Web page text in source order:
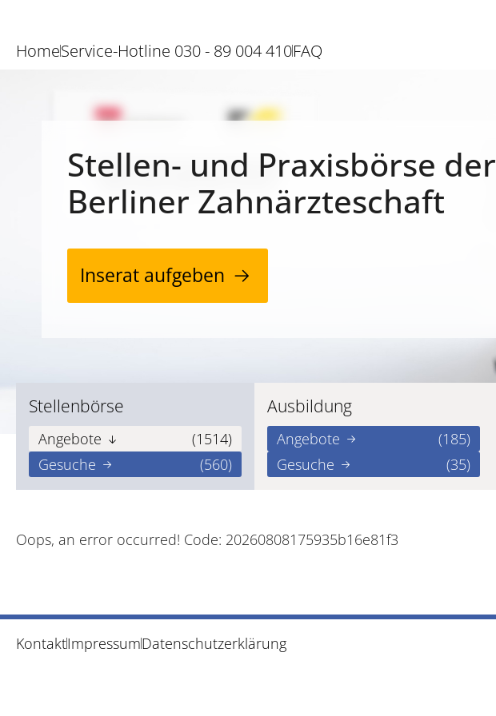
HomeService-Hotline 030 - 89 004 410FAQ
Stellen- und Praxisbörse der
Berliner Zahnärzteschaft
Inserat aufgeben
Stellenbörse
Angebote
(1514)
Gesuche
(560)
Ausbildung
Angebote
(185)
Gesuche
(35)
Oops, an error occurred! Code: 20260808175935b16e81f3
KontaktImpressumDatenschutzerklärung